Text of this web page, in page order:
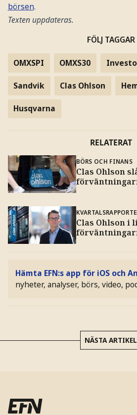
börsen.
Texten uppdateras.
FÖLJ TAGGAR
OMXSPI OMXS30
Sandvik Clas Ohlson
Husqvarna
RELATERAT
BÖRS OCH FINANS
Clas Ohlson
Clas Ohlson i
Hämta EFN:s app för iOS och
nyheter, analyser, börs, video,
NÄSTA ARTIKEL